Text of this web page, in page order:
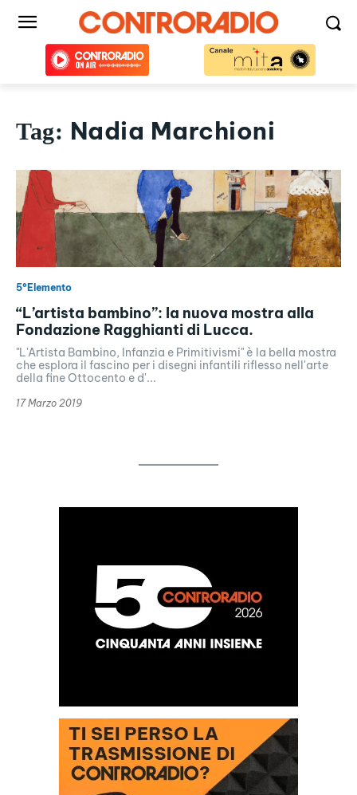
Tag: Nadia Marchioni
5°Elemento
“L’artista bambino”: la nuova mostra alla
Fondazione Ragghianti di Lucca.
"L'Artista Bambino, Infanzia e Primitivismi" è la bella mostra
che esplora il fascino per i disegni infantili riflesso nell'arte
della fine Ottocento e d'...
17 Marzo 2019